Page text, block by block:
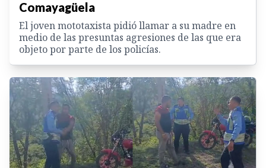
Comayagüela
El joven mototaxista pidió llamar a su madre en
medio de las presuntas agresiones de las que era
objeto por parte de los policías.